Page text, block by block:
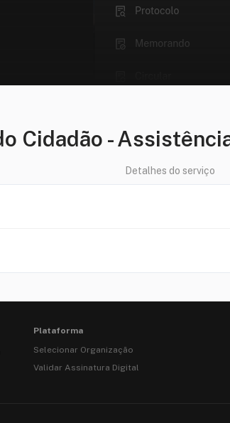
Cidadão -
Detalhes do serviço
Plataforma
Selecionar Organização
Validar Assinatura Digital